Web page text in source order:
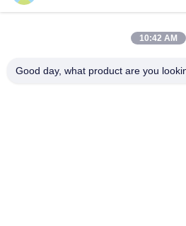
5F,B3, আন্ডা ইলেকট্রনিক্স ইন্ডাস্ট্রিয়াল
10:42 AM
Good day, what product are you